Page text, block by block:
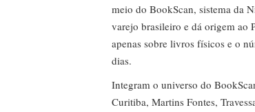
meio do BookScan, sistema da
varejo brasileiro e dá origem ao
apenas sobre livros físicos e o
dias.
Integram o universo do
Curitiba, Martins Fontes,